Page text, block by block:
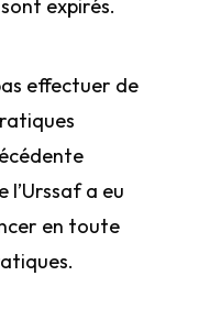
expirés.
effectuer de
a eu
en toute